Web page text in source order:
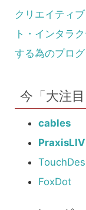
クリエイティ
ト・インタラ
する為のプロ
今「大注
cables
FoxDot